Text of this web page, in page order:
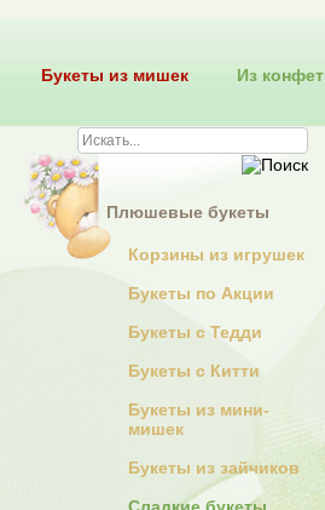
Букеты из мишек Из конфет
Плюшевые букеты
Корзины из игрушек
Букеты по Акции
Букеты с Тедди
Букеты с Китти
Букеты из мини-
мишек
Букеты из зайчиков